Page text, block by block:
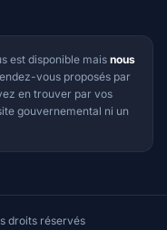
est disponible mais nous
vous proposés par
en trouver par vos
gouvernemental ni un
droits réservés